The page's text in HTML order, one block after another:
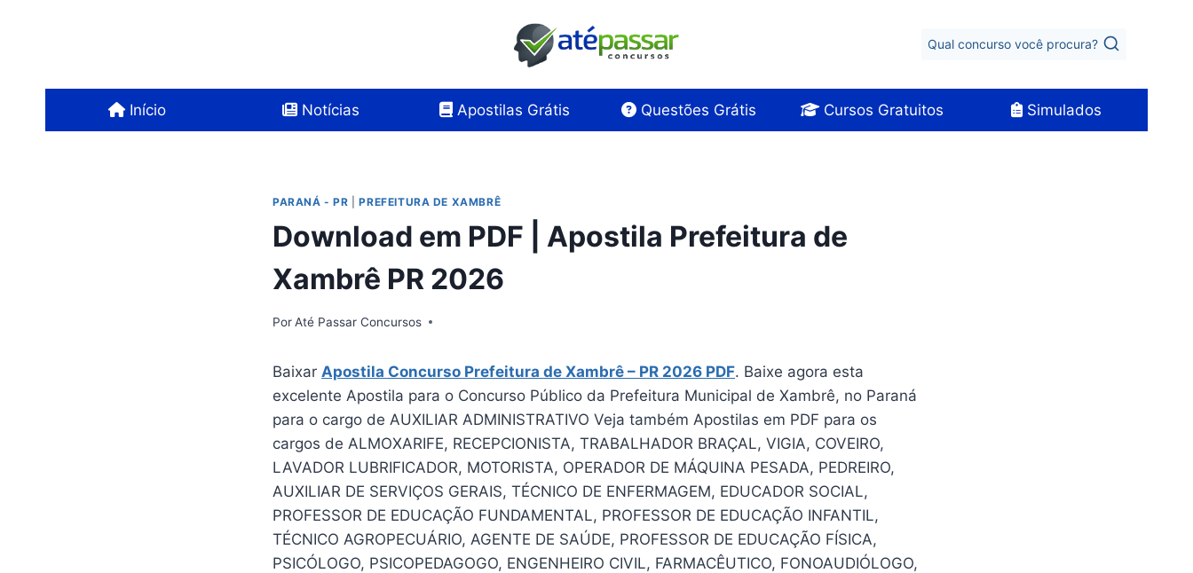
Qual concurso você procura?
Início Notícias Apostilas Grátis Questões Grátis Cursos Gratuitos Simulados
PARANÁ - PR |PREFEITURA DE XAMBRÊ
Download em PDF | Apostila Prefeitura de
Xambrê PR 2026
PorAté Passar Concursos
Baixar Apostila Concurso Prefeitura de Xambrê – PR 2026 PDF. Baixe agora esta
excelente Apostila para o Concurso Público da Prefeitura Municipal de Xambrê, no Paraná
para o cargo de AUXILIAR ADMINISTRATIVO Veja também Apostilas em PDF para os
cargos de ALMOXARIFE, RECEPCIONISTA, TRABALHADOR BRAÇAL, VIGIA, COVEIRO,
LAVADOR LUBRIFICADOR, MOTORISTA, OPERADOR DE MÁQUINA PESADA, PEDREIRO,
AUXILIAR DE SERVIÇOS GERAIS, TÉCNICO DE ENFERMAGEM, EDUCADOR SOCIAL,
PROFESSOR DE EDUCAÇÃO FUNDAMENTAL, PROFESSOR DE EDUCAÇÃO INFANTIL,
TÉCNICO AGROPECUÁRIO, AGENTE DE SAÚDE, PROFESSOR DE EDUCAÇÃO FÍSICA,
PSICÓLOGO, PSICOPEDAGOGO, ENGENHEIRO CIVIL, FARMACÊUTICO, FONOAUDIÓLOGO,